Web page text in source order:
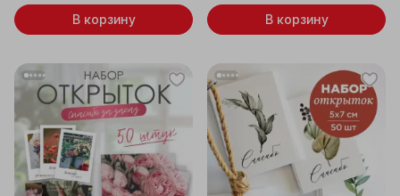
В корзину В корзину